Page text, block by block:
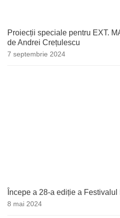
Proiecții speciale pentru EXT.
de Andrei Crețulescu
7 septembrie 2024
Începe a 28-a ediție a
8 mai 2024